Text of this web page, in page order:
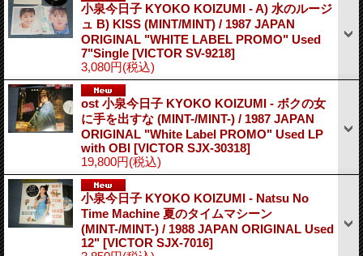
小泉今日子 KYOKO KOIZUMI - A) 水のルージ
ュ B) KISS (MINT/MINT) / 1987 JAPAN
ORIGINAL "WHITE LABEL PROMO" Used
7"Single [VICTOR SV-9218]
3,080円(税込)
ost 小泉今日子 KYOKO KOIZUMI - ボクの女
に手を出すな (MINT-/MINT-) / 1987 JAPAN
ORIGINAL "White Label PROMO" Used LP
with OBI [VICTOR SJX-30318]
19,800円(税込)
小泉今日子 KYOKO KOIZUMI - Natsu No
Time Machine 夏のタイムマシーン
(MINT-/MINT-) / 1988 JAPAN ORIGINAL Used
12" [VICTOR SJX-7016]